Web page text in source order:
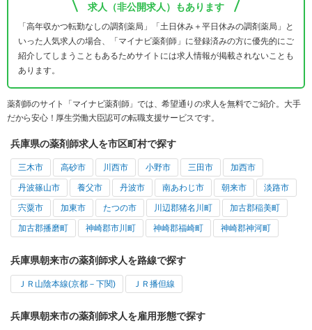
求人（非公開求人）もあります
「高年収かつ転勤なしの調剤薬局」「土日休み＋平日休みの調剤薬局」と
いった人気求人の場合、「マイナビ薬剤師」に登録済みの方に優先的にご
紹介してしまうこともあるためサイトには求人情報が掲載されないことも
あります。
薬剤師のサイト「マイナビ薬剤師」では、希望通りの求人を無料でご紹介。大手
だから安心！厚生労働大臣認可の転職支援サービスです。
兵庫県の薬剤師求人を市区町村で探す
三木市 高砂市 川西市 小野市 三田市 加西市
丹波篠山市 養父市 丹波市 南あわじ市 朝来市 淡路市
宍粟市 加東市 たつの市 川辺郡猪名川町 加古郡稲美町
加古郡播磨町 神崎郡市川町 神崎郡福崎町 神崎郡神河町
兵庫県朝来市の薬剤師求人を路線で探す
ＪＲ山陰本線(京都－下関) ＪＲ播但線
兵庫県朝来市の薬剤師求人を雇用形態で探す